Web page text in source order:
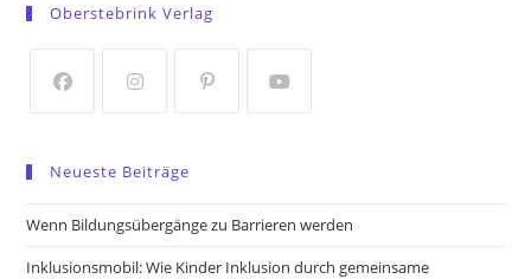
a
tab
tab
Oberstebrink Verlag
a
new
new
a
new
new
Neueste Beiträge
Wenn Bildungsübergänge zu Barrieren werden
Inklusionsmobil: Wie Kinder Inklusion durch gemeinsame